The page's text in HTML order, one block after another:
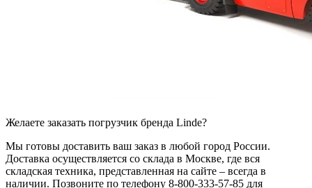
Желаете заказать погрузчик бренда Linde?
Мы готовы доставить ваш заказ в любой город России.
Доставка осуществляется со склада в Москве, где вся
складская техника, представленная на сайте – всегда в
наличии. Позвоните по телефону 8-800-333-57-85 для